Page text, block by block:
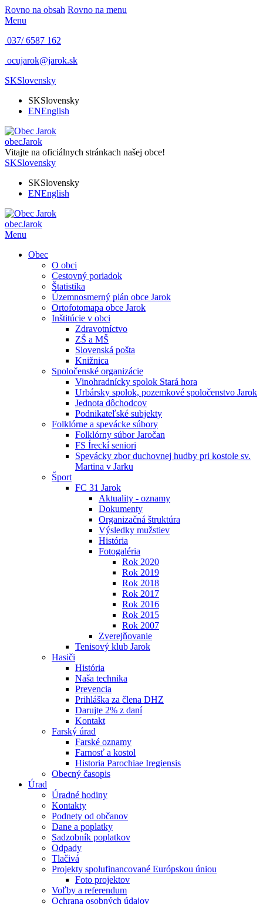
Rovno na obsah Rovno na menu
Menu
037/ 6587 162
ocujarok@jarok.sk
SKSlovensky
SKSlovensky
ENEnglish
obecJarok
Vitajte na oficiálnych stránkach našej obce!
SKSlovensky
SKSlovensky
ENEnglish
obecJarok
Menu
Obec
O obci
Cestovný poriadok
Štatistika
Územnosmerný plán obce Jarok
Ortofotomapa obce Jarok
Inštitúcie v obci
Zdravotníctvo
ZŠ a MŠ
Slovenská pošta
Knižnica
Spoločenské organizácie
Vinohradnícky spolok Stará hora
Urbársky spolok, pozemkové spoločenstvo Jarok
Jednota dôchodcov
Podnikateľské subjekty
Folklórne a spevácke súbory
Folklórny súbor Jaročan
FS Íreckí seniori
Spevácky zbor duchovnej hudby pri kostole sv.
Martina v Jarku
Šport
FC 31 Jarok
Aktuality - oznamy
Dokumenty
Organizačná štruktúra
Výsledky mužstiev
História
Fotogaléria
Rok 2020
Rok 2019
Rok 2018
Rok 2017
Rok 2016
Rok 2015
Rok 2007
Zverejňovanie
Tenisový klub Jarok
Hasiči
História
Naša technika
Prevencia
Prihláška za člena DHZ
Darujte 2% z daní
Kontakt
Farský úrad
Farské oznamy
Farnosť a kostol
Historia Parochiae Iregiensis
Obecný časopis
Úrad
Úradné hodiny
Kontakty
Podnety od občanov
Dane a poplatky
Sadzobník poplatkov
Odpady
Tlačivá
Projekty spolufinancované Európskou úniou
Foto projektov
Voľby a referendum
Ochrana osobných údajov